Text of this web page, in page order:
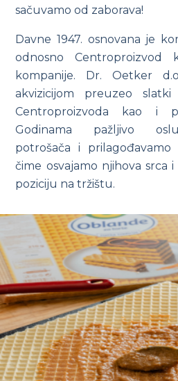
sačuvamo od zaborava!
Davne 1947. osnovana je
odnosno Centroproizvod
kompanije. Dr. Oetker
akvizicijom preuzeo slatki
Centroproizvoda kao i
Godinama pažljivo
potrošača i prilagođavamo
čime osvajamo njihova srca
poziciju na tržištu.